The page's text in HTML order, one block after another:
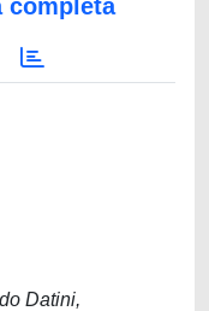
completa
Datini,